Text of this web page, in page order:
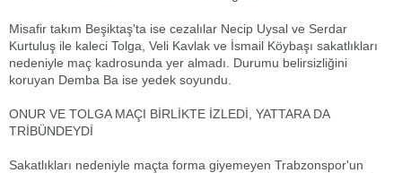
Misafir takım Beşiktaş'ta ise cezalılar Necip Uysal ve Serdar
Kurtuluş ile kaleci Tolga, Veli Kavlak ve İsmail Köybaşı sakatlıkları
nedeniyle maç kadrosunda yer almadı. Durumu belirsizliğini
koruyan Demba Ba ise yedek soyundu.
ONUR VE TOLGA MAÇI BİRLİKTE İZLEDİ, YATTARA DA
TRİBÜNDEYDİ
Sakatlıkları nedeniyle maçta forma giyemeyen Trabzonspor'un